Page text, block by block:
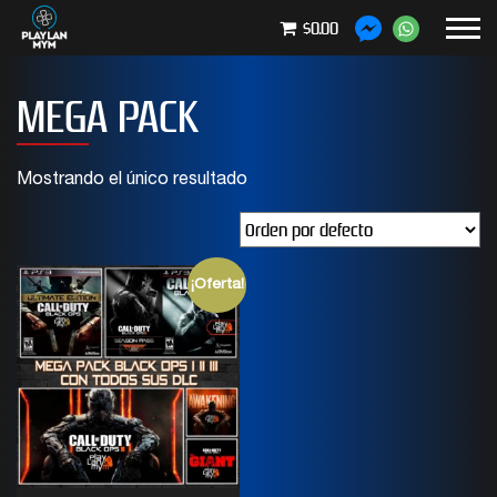
$0.00
MEGA PACK
Mostrando el único resultado
¡Oferta!